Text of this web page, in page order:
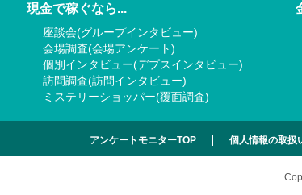
現金で稼ぐなら...
座談会(グループインタビュー)
会場調査(会場アンケート)
個別インタビュー(デプスインタビュー)
訪問調査(訪問インタビュー)
ミステリーショッパー(覆面調査)
アンケートモニターTOP 個人情報の取扱